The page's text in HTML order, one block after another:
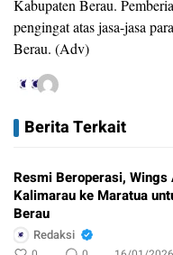
Kabupaten Berau.
pengingat atas jasa-jasa
Berau. (Adv)
Berita Terkait
Resmi Beroperasi,
Kalimarau ke Maratua
Berau
Redaksi